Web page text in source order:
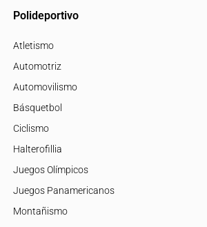
Polideportivo
Atletismo
Automotriz
Automovilismo
Básquetbol
Ciclismo
Halterofillia
Juegos Olímpicos
Juegos Panamericanos
Montañismo